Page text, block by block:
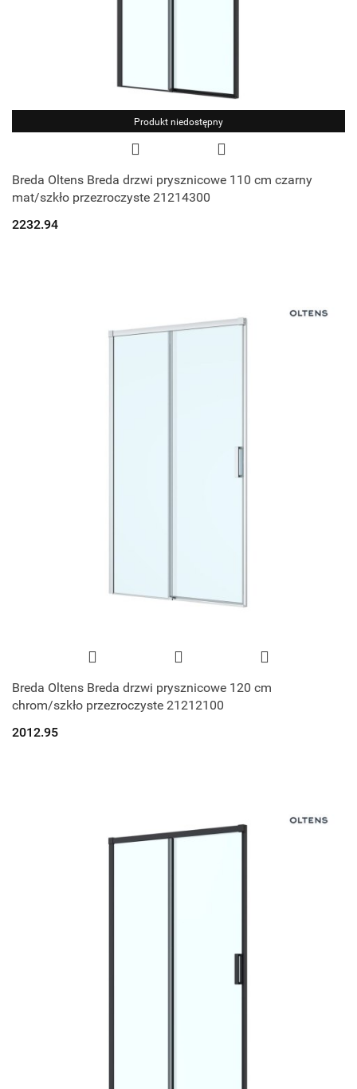
Produkt niedostępny
Breda Oltens Breda drzwi prysznicowe 110 cm czarny
mat/szkło przezroczyste 21214300
2232.94
Breda Oltens Breda drzwi prysznicowe 120 cm
chrom/szkło przezroczyste 21212100
2012.95